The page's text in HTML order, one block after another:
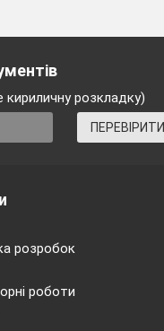
розкладку)
ПЕРЕВІРИТИ
розробок
роботи